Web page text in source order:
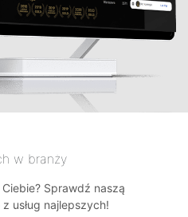
w branży
Sprawdź naszą
usług najlepszych!